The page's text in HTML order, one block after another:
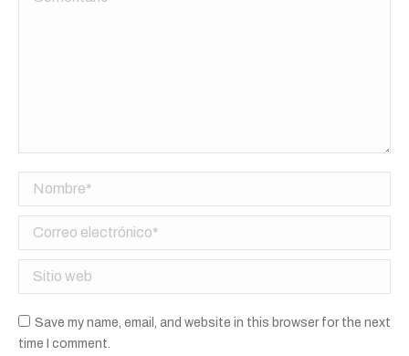
Nombre *
Correo electrónico *
Sitio web
Save my name, email, and website in this browser for the next
time I comment.